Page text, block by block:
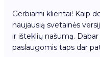
Gerbiami klientai! Kaip
naujausią svetainės
ir išteklių našumą.
paslaugomis taps dar